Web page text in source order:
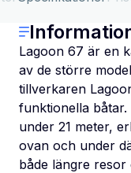
Lagoon 67 är en
av de större
tillverkaren
funktionella
under 21 meter,
ovan och under
både längre resor